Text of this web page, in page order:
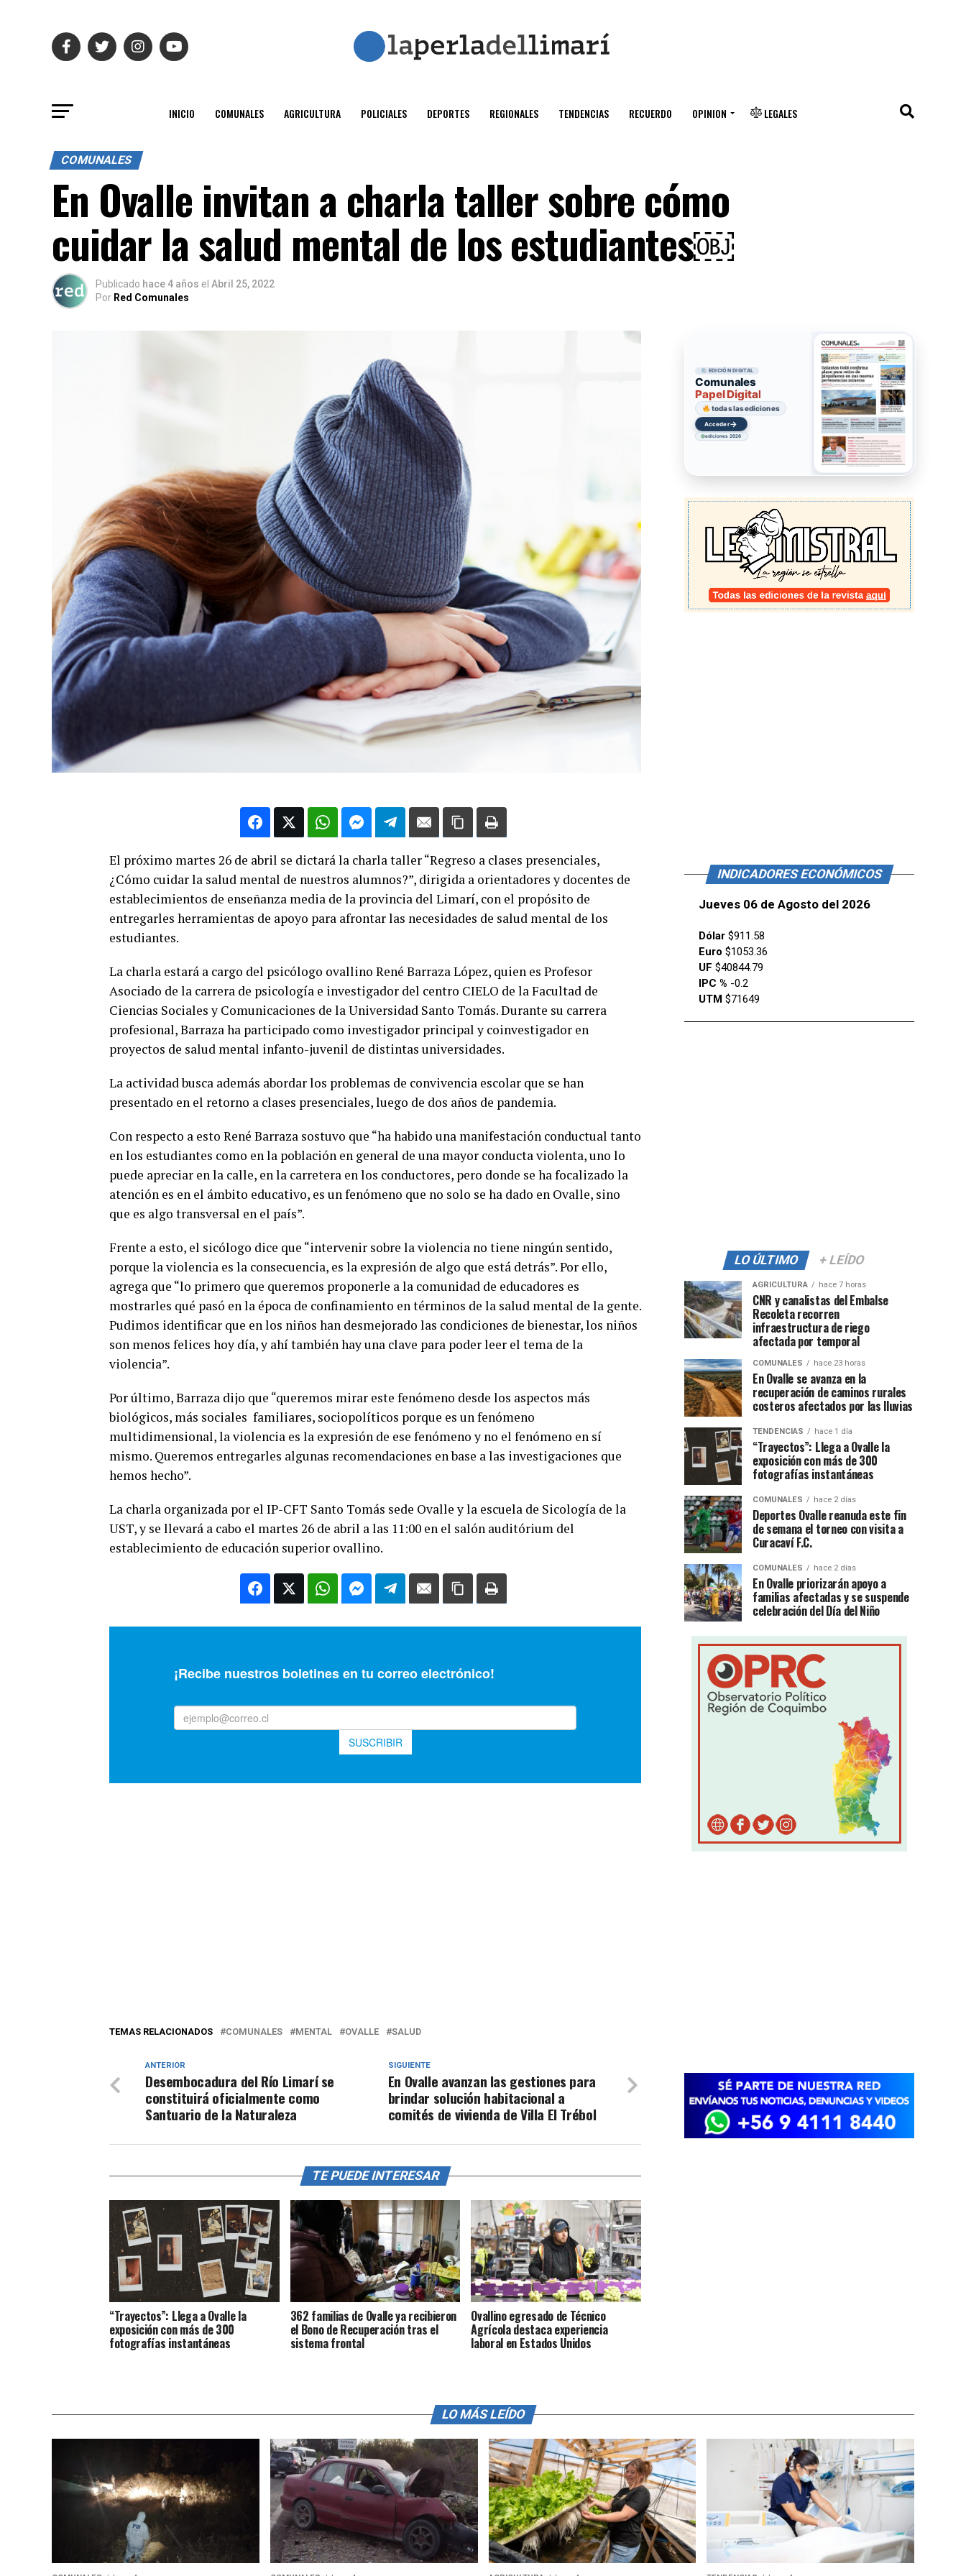
INICIO COMUNALES AGRICULTURA POLICIALES DEPORTES REGIONALES TENDENCIAS RECUERDO OPINION LEGALES
COMUNALES
En Ovalle invitan a charla taller sobre cómo
cuidar la salud mental de los estudiantes￼
Publicado hace 4 años el Abril 25, 2022
Por Red Comunales
El próximo martes 26 de abril se dictará la charla taller “Regreso a clases presenciales,
¿Cómo cuidar la salud mental de nuestros alumnos?”, dirigida a orientadores y docentes de
establecimientos de enseñanza media de la provincia del Limarí, con el propósito de
entregarles herramientas de apoyo para afrontar las necesidades de salud mental de los
estudiantes.
La charla estará a cargo del psicólogo ovallino René Barraza López, quien es Profesor
Asociado de la carrera de psicología e investigador del centro CIELO de la Facultad de
Ciencias Sociales y Comunicaciones de la Universidad Santo Tomás. Durante su carrera
profesional, Barraza ha participado como investigador principal y coinvestigador en
proyectos de salud mental infanto-juvenil de distintas universidades.
La actividad busca además abordar los problemas de convivencia escolar que se han
presentado en el retorno a clases presenciales, luego de dos años de pandemia.
Con respecto a esto René Barraza sostuvo que “ha habido una manifestación conductual tanto
en los estudiantes como en la población en general de una mayor conducta violenta, uno lo
puede apreciar en la calle, en la carretera en los conductores, pero donde se ha focalizado la
atención es en el ámbito educativo, es un fenómeno que no solo se ha dado en Ovalle, sino
que es algo transversal en el país”.
Frente a esto, el sicólogo dice que “intervenir sobre la violencia no tiene ningún sentido,
porque la violencia es la consecuencia, es la expresión de algo que está detrás”. Por ello,
agrega que “lo primero que queremos proponerle a la comunidad de educadores es
mostrarles qué pasó en la época de confinamiento en términos de la salud mental de la gente.
Pudimos identificar que en los niños han desmejorado las condiciones de bienestar, los niños
son menos felices hoy día, y ahí también hay una clave para poder leer el tema de la
violencia”.
Por último, Barraza dijo que “queremos mirar este fenómeno desde los aspectos más
biológicos, más sociales familiares, sociopolíticos porque es un fenómeno
multidimensional, la violencia es la expresión de ese fenómeno y no el fenómeno en sí
mismo. Queremos entregarles algunas recomendaciones en base a las investigaciones que
hemos hecho”.
La charla organizada por el IP-CFT Santo Tomás sede Ovalle y la escuela de Sicología de la
UST, y se llevará a cabo el martes 26 de abril a las 11:00 en el salón auditórium del
establecimiento de educación superior ovallino.
TEMAS RELACIONADOS COMUNALES MENTAL OVALLE SALUD
SIGUIENTE
En Ovalle avanzan las gestiones para
brindar solución habitacional a
comités de vivienda de Villa El Trébol
ANTERIOR
Desembocadura del Río Limarí se
constituirá oficialmente como
Santuario de la Naturaleza
TE PUEDE INTERESAR
“Trayectos”: Llega a Ovalle la
exposición con más de 300
fotografías instantáneas
362 familias de Ovalle ya recibieron
el Bono de Recuperación tras el
sistema frontal
Ovallino egresado de Técnico
Agrícola destaca experiencia
laboral en Estados Unidos
EDICIÓN DIGITAL
Comunales
Papel Digital
todas las ediciones
Acceder→
ediciones 2026
INDICADORES ECONÓMICOS
Jueves 06 de Agosto del 2026
Dólar $911.58
Euro $1053.36
UF $40844.79
IPC % -0.2
UTM $71649
LO ÚLTIMO + LEÍDO
AGRICULTURA hace 7 horas
CNR y canalistas del Embalse
Recoleta recorren
infraestructura de riego
afectada por temporal
COMUNALES hace 23 horas
En Ovalle se avanza en la
recuperación de caminos rurales
costeros afectados por las lluvias
TENDENCIAS hace 1 día
“Trayectos”: Llega a Ovalle la
exposición con más de 300
fotografías instantáneas
COMUNALES hace 2 días
Deportes Ovalle reanuda este fin
de semana el torneo con visita a
Curacaví F.C.
COMUNALES hace 2 días
En Ovalle priorizarán apoyo a
familias afectadas y se suspende
celebración del Día del Niño
LO MÁS LEÍDO